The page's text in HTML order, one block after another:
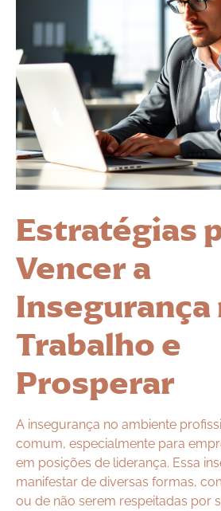
Estratégias
Vencer a
Insegurança
Trabalho e
Prosperar
A insegurança no ambiente
comum, especialmente para
em posições de liderança. Essa
manifestar de diversas formas,
ou de não serem respeitadas por